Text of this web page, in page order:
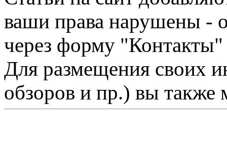
ваши права нарушены -
через форму "Контакты"
Для размещения своих
обзоров и пр.) вы также